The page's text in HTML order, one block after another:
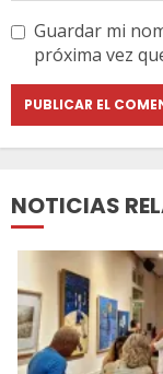
Guardar mi
próxima vez
NOTICIAS